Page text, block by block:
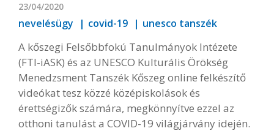
23/04/2020
nevelésügy covid-19 unesco tanszék
A kőszegi Felsőbbfokú Tanulmányok Intézete
(FTI-iASK) és az UNESCO Kulturális Örökség
Menedzsment Tanszék Kőszeg online felkészítő
videókat tesz közzé középiskolások és
érettségizők számára, megkönnyítve ezzel az
otthoni tanulást a COVID-19 világjárvány idején.